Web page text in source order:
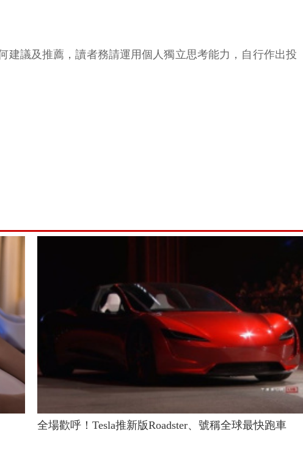
建議及推薦，讀者務請運用個人獨立思考能力，自行作出投
全場歡呼！Tesla推新版Roadster、號稱全球最快跑車